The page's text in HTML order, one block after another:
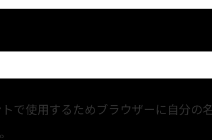
で使用するためブラウザーに自分の